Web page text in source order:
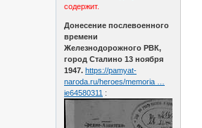
содержит.
Донесение послевоенного
времени
Железнодорожного РВК,
город Сталино 13 ноября
1947. https://pamyat-
naroda.ru/heroes/memoria …
ie64580311 :